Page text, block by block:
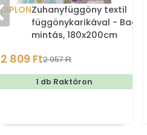
DIPLONZuhanyfüggöny textil
függönykarikával - Bagoly
mintás, 180x200cm
2 809 Ft2 957 Ft
1 db Raktáron